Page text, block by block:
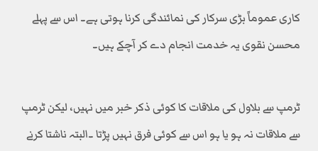
کاری عموماً بڑی سرکار کی نمائندگی کرنا ہوتی ہے۔ اس سے پہلے
محسن نقوی یہ خدمت انجام دے کر آچکے ہیں۔
ٹرمپ سے بلاول کی ملاقات کا کوئی ذکر خبر میں نہیں، لیکن ٹرمپ
سے ملاقات نہ ہو یا ہو اس سے کوئی فرق نہیں پڑتا ۔البتہ ناشتا کرنے